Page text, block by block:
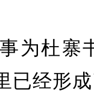
为杜寨
已经形